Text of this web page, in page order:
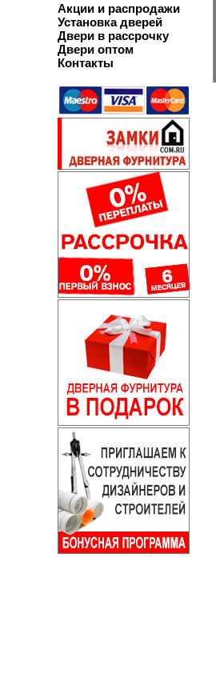
Акции и распродажи
Установка дверей
Двери в рассрочку
Двери оптом
Контакты